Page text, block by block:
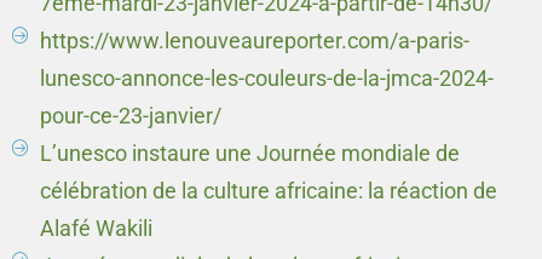
https://www.lenouveaureporter.com/a-paris-
lunesco-annonce-les-couleurs-de-la-jmca-2024-
pour-ce-23-janvier/
L’unesco instaure une Journée mondiale de
célébration de la culture africaine: la réaction de
Alafé Wakili